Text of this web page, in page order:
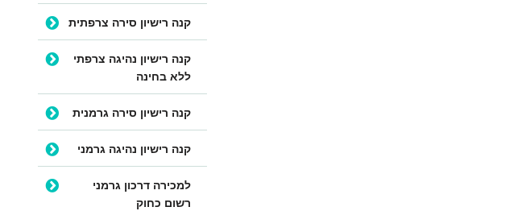
קנה רישיון סירה צרפתית
קנה רישיון נהיגה צרפתי
ללא בחינה
קנה רישיון סירה גרמנית
קנה רישיון נהיגה גרמני
למכירה דרכון גרמני
רשום כחוק